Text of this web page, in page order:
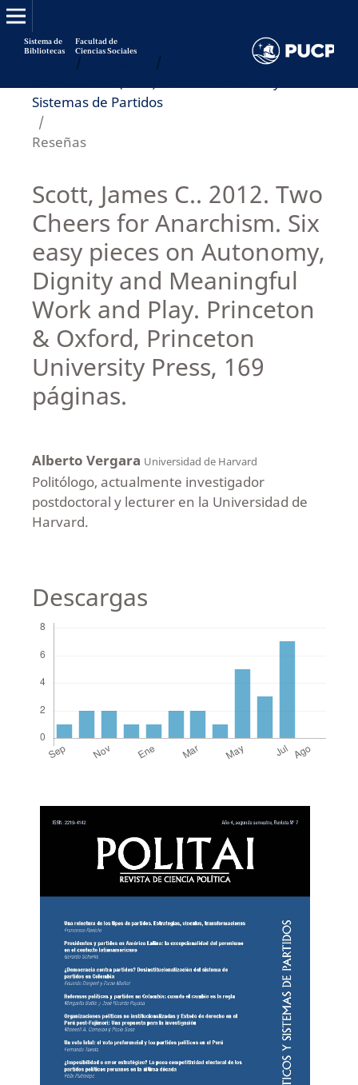
Sistema de
Bibliotecas
Facultad de
Ciencias Sociales
/
/
Sistemas de Partidos
/
Reseñas
Scott, James C.. 2012. Two
Cheers for Anarchism. Six
easy pieces on Autonomy,
Dignity and Meaningful
Work and Play. Princeton
& Oxford, Princeton
University Press, 169
páginas.
Alberto Vergara Universidad de Harvard
Politólogo, actualmente investigador
postdoctoral y lecturer en la Universidad de
Harvard.
Descargas